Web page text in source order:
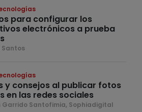
para configurar los
electrónicos a prueba
Santos
y consejos al publicar fotos
en las redes sociales
Garrido Santofimia, Sophiadigital